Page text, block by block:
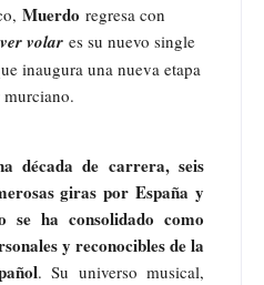
Muerdo regresa con
volar es su nuevo single
inaugura una nueva etapa
murciano.
década de carrera, seis
giras por España y
se ha consolidado como
y reconocibles de la
. Su universo musical,